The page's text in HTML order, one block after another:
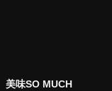
美味SO MUCH